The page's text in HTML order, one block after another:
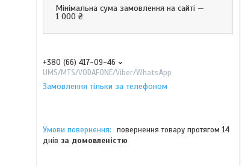
Мінімальна сума замовлення на сайті —
1 000 ₴
+380 (66) 417-09-46
UMS/MTS/VODAFONE/Viber/WhatsApp
Замовлення тільки за телефоном
повернення товару протягом 14
днів за домовленістю